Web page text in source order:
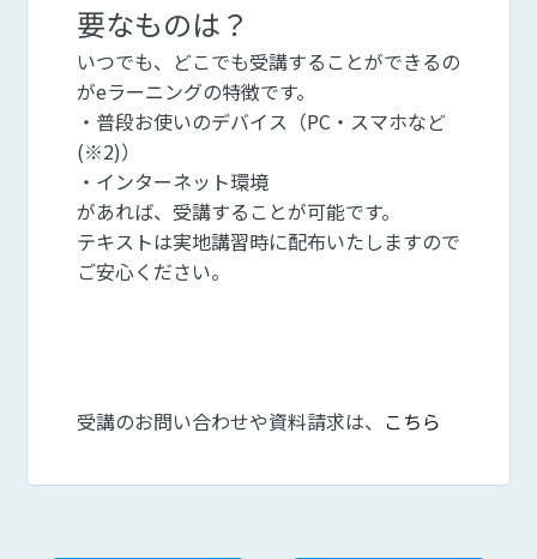
要なものは？
いつでも、どこでも受講することができるの
がeラーニングの特徴です。
・普段お使いのデバイス（PC・スマホなど
(※2)）
・インターネット環境
があれば、受講することが可能です。
テキストは実地講習時に配布いたしますので
ご安心ください。
受講のお問い合わせや資料請求は、 こちら